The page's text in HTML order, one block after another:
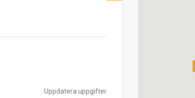
Uppdatera uppgifter